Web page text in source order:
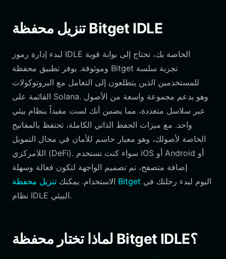
تنزيل محفظة Bitget IDLE
لبدء إدارة رموز IDLE الخاصة بك، تحتاج إلى بوابة قوية
وموثوقة. يوفر تطبيق محفظة Bitget تجربة سلسة
للمستخدمين الذين يتطلعون إلى التعامل مع البروتوكولات
القائمة على Solana. وهو يدعم مجموعة واسعة من الأصول
عبر سلاسل متعددة، مما يضمن أنك لست مقيداً بنظام بيئي
واحد. مع ميزات الحفظ الذاتي الكاملة، تحتفظ بالمفاتيح
الخاصة لأصولك، وهو معيار حاسم للأمان في مجال التمويل
اللامركزي (DeFi). سواء كنت تستخدم iOS أو Android أو
إضافة متصفح، تم تصميم الواجهة لتكون فعالة وسهلة
الاستخدام. يمكنك تنزيل محفظة Bitget
نظام IDLE البيئي.
لماذا تختار محفظة Bitget IDLE؟